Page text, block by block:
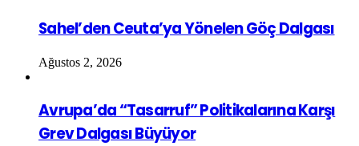
Sahel’den Ceuta’ya Yönelen Göç Dalgası
Ağustos 2, 2026
Avrupa’da “Tasarruf” Politikalarına Karşı
Grev Dalgası Büyüyor